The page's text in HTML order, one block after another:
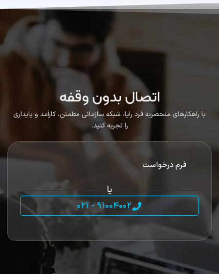
اتصال بدون وقفه
با راهکارهای منحصربه فرد رایا، شبکه سازمانی مطمئن،‌‌ کارآمد و پایداری
را تجربه کنید.
فرم درخواست
یا
91004002 - 021